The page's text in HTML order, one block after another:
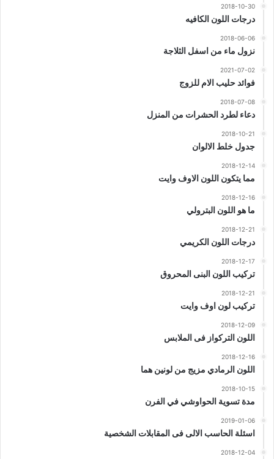
2018-10-30
درجات اللون الكافيه
2018-06-06
نزول ماء من اسفل الثلاجة
2021-07-02
فوائد حليب الام للزوج
2018-07-08
دعاء لطرد الحشرات من المنزل
2018-10-21
جدول خلط الالوان
2018-12-14
مما يتكون اللون الاوف وايت
2018-12-16
ما هو اللون البترولي
2018-12-21
درجات اللون الكريمي
2018-12-17
تركيب اللون البنى المحروق
2018-12-21
تركيب لون اوف وايت
2018-12-09
اللون التركواز فى الملابس
2018-12-16
اللون الرمادي مزيج من لونين هما
2018-10-15
مدة تسوية الحواوشي في الفرن
2019-01-06
اسئلة الحاسب الالى فى المقابلات الشخصية
2018-12-04